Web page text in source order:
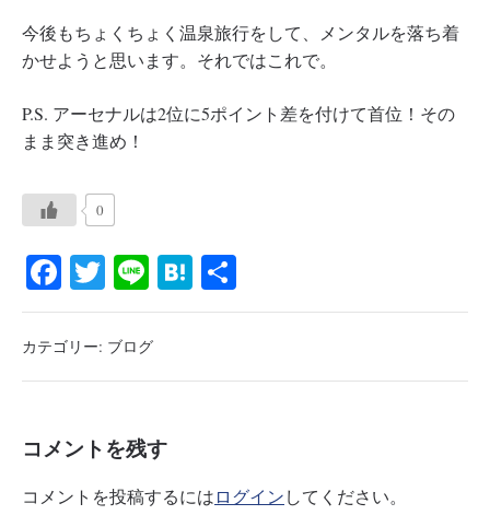
今後もちょくちょく温泉旅行をして、メンタルを落ち着
かせようと思います。それではこれで。
P.S. アーセナルは2位に5ポイント差を付けて首位！その
まま突き進め！
0
Fa
ce
bo
ok
T
wi
tte
r
Li
ne
H
at
a
有
カテゴリー: ブログ
コメントを残す
コメントを投稿するにはログインしてください。